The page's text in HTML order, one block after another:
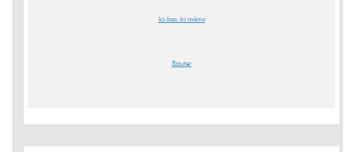
Ici-bas, Ici même
Écouter